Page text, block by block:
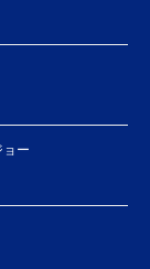
ー